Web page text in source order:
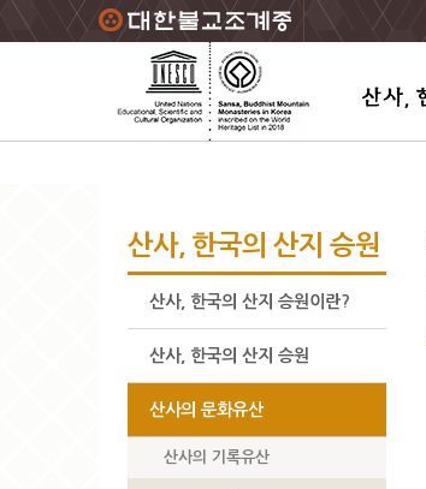
주요메뉴 바로가기
본문 바로가기
하단메뉴 바로가기
산사, 한국의 산지 승원
산사, 한국의 산지 승원이란?
산사, 한국의 산지 승원
산사의 문화유산
산사의 기록유산